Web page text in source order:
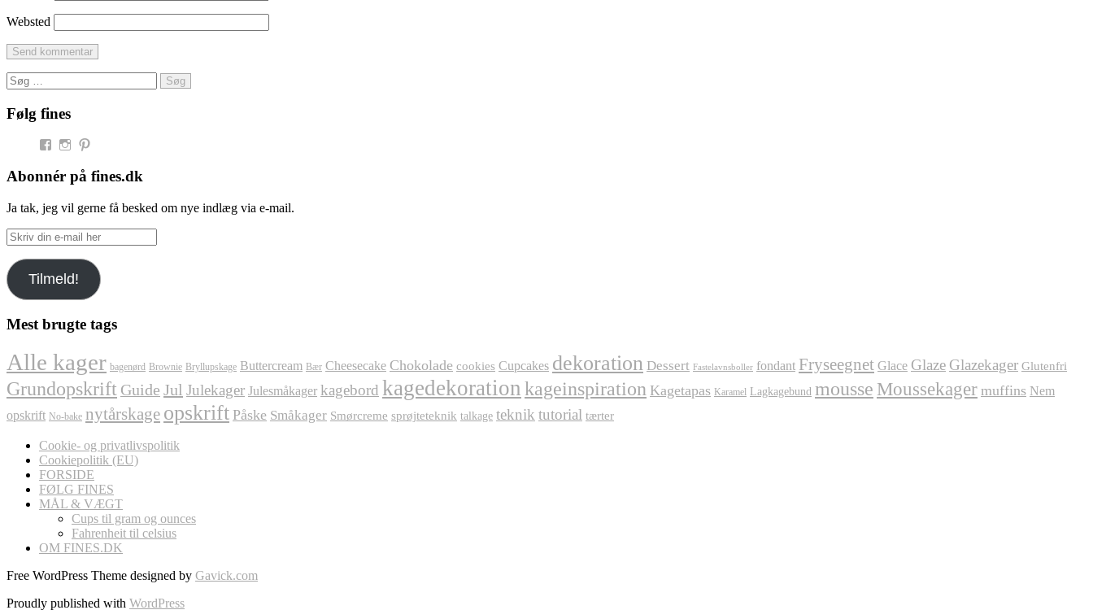
Websted
Søg
efter:
Følg fines
FacebookInstagram
Abonnér på fines.dk
Ja tak, jeg vil gerne få besked om nye indlæg via e-mail.
Skriv
din
e-
mail
her
Tilmeld!
Mest brugte tags
Alle kager bagenørd Brownie Bryllupskage Buttercream Bær Cheesecake Chokolade cookies Cupcakes dekoration Dessert Fastelavnsboller fondant Fryseegnet Glace Glaze Glazekager Glutenfri
Grundopskrift Guide Jul Julekager Julesmåkager kagebord kagedekoration kageinspiration Kagetapas Karamel Lagkagebund mousse Moussekager muffins Nem
opskrift No-bake nytårskage opskrift Påske Småkager Smørcreme sprøjteteknik talkage teknik tutorial tærter
Cookie- og privatlivspolitik
Cookiepolitik (EU)
FORSIDE
FØLG FINES
MÅL & VÆGT
Cups til gram og ounces
Fahrenheit til celsius
OM FINES.DK
Free WordPress Theme designed by Gavick.com
Proudly published with WordPress